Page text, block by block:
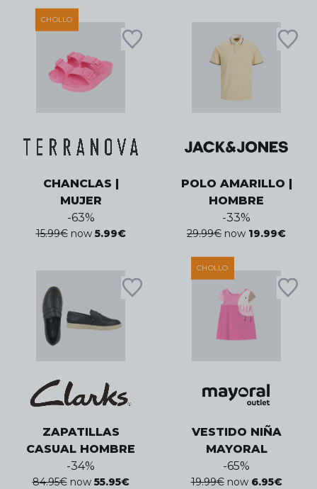
CHOLLO
CHANCLAS |
MUJER
-63%
15.99€ now 5.99€
POLO AMARILLO |
HOMBRE
-33%
29.99€ now 19.99€
ZAPATILLAS
CASUAL HOMBRE
-34%
84.95€ now 55.95€
CHOLLO
VESTIDO NIÑA
MAYORAL
-65%
19.99€ now 6.95€